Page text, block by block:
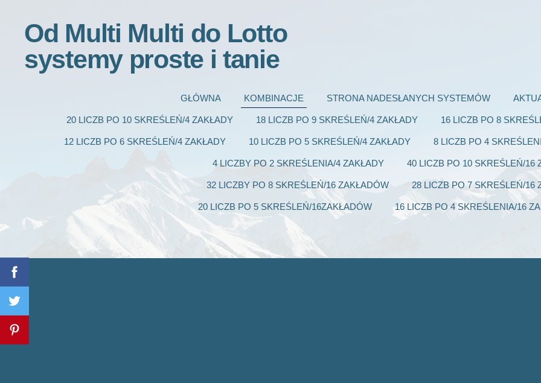
Od Multi Multi do Lotto
systemy proste i tanie
GŁÓWNA KOMBINACJE STRONA NADESŁANYCH SYSTEMÓW
20 LICZB PO 10 SKREŚLEŃ/4 ZAKŁADY 18 LICZB PO 9 SKREŚLEŃ/4 ZAKŁADY 16 LICZB PO 8
12 LICZB PO 6 SKREŚLEŃ/4 ZAKŁADY 10 LICZB PO 5 SKREŚLEŃ/4 ZAKŁADY 8 LICZB PO 4
4 LICZBY PO 2 SKREŚLENIA/4 ZAKŁADY 40 LICZB PO 10 SKREŚLEŃ/16
32 LICZBY PO 8 SKREŚLEŃ/16 ZAKŁADÓW 28 LICZB PO 7 SKREŚLEŃ/16
20 LICZB PO 5 SKREŚLEŃ/16ZAKŁADÓW 16 LICZB PO 4 SKREŚLENIA/16